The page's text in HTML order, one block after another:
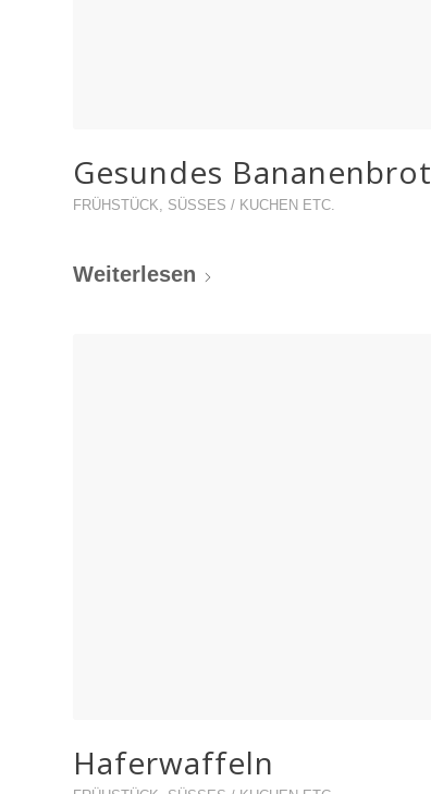
Gesundes Bananenbrot
FRÜHSTÜCK SÜSSES / KUCHEN ETC.
Weiterlesen
Haferwaffeln